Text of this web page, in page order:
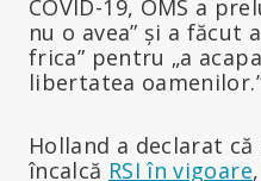
COVID-19, OMS a
nu o avea” și a făcut
frica” pentru „a
libertatea
Holland a declarat
încalcă RSI în vigoare